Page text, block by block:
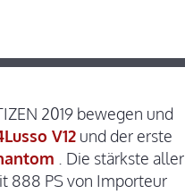
2019 bewegen und
V12 und der erste
. Die stärkste aller
888 PS von Importeur